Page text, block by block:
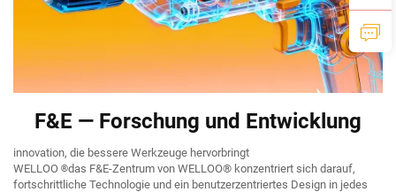
F&E — Forschung und Entwicklung
innovation, die bessere Werkzeuge hervorbringt
WELLOO ®das F&E-Zentrum von WELLOO® konzentriert sich darauf,
fortschrittliche Technologie und ein benutzerzentriertes Design in jedes